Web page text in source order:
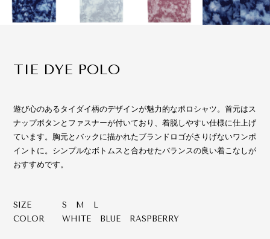
TIE DYE POLO
遊び心のあるタイダイ柄のデザインが魅力的なポロシャツ。首元はス
ナップボタンとファスナーが付いており、着脱しやすい仕様に仕上げ
ています。胸元とバックに描かれたブランドロゴがさりげないワンポ
イントに。シンプルなボトムスと合わせたバランスの良い着こなしが
おすすめです。
SIZE
S M L
COLOR
WHITE BLUE RASPBERRY